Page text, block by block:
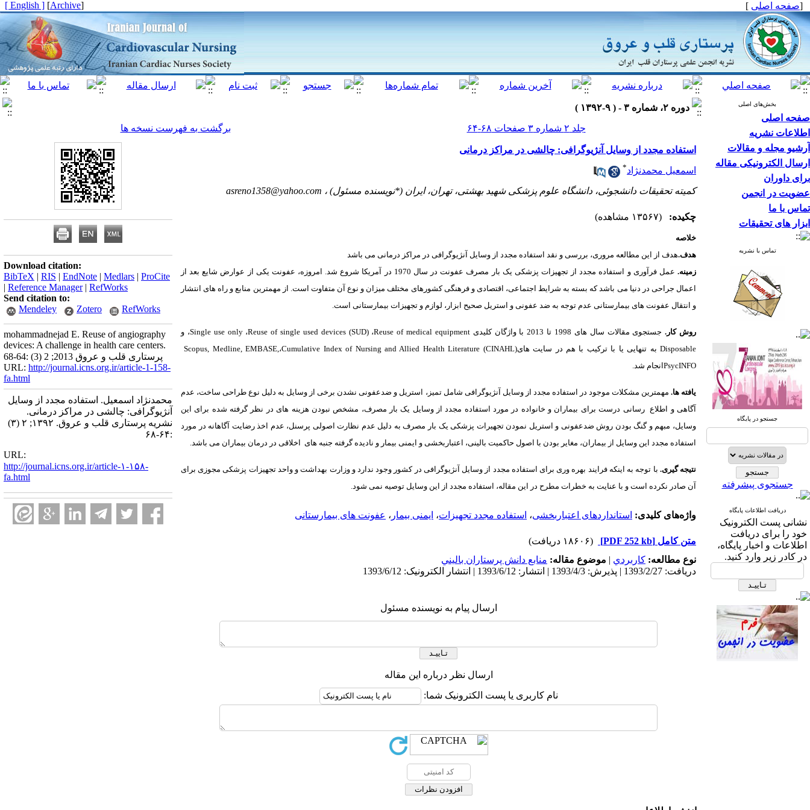
[صفحه اصلی ]
[
Archive
]
[ English ]
بخش‌های اصلی
صفحه اصلی
اطلاعات نشریه
آرشیو مجله و مقالات
ارسال الکترونیکی مقاله
برای داوران
عضویت در انجمن
تماس با ما
ابزار های تحقیقات
تماس با نشریه
صندوق پستی:
تلفاکس: 23922270-021
تلفن: 6-22663165-021
آدرس پایگاه الکترونیکی:
http://journal.icns.org.ir
آدرس‌ پست الکترونیکی انجمن:
info@icns.org.ir
آدرس پست الکترونیکی نشریه:
نشانی مجله: تهران، خیابان ولیعصر،
ابتدای بزرگراه نیایش، بیمارستان
قلب شهید رجایی- ساختمان انجمن
پرستاری قلب و عروق ایران
جستجو در پایگاه
جستجوی پیشرفته
دریافت اطلاعات پایگاه
نشانی پست الکترونیک
خود را برای دریافت
اطلاعات و اخبار پایگاه،
در کادر زیر وارد کنید.
دوره ۲، شماره ۳ - ( ۹-۱۳۹۲ )
جلد ۲ شماره ۳ صفحات ۶۸-۶۴
برگشت به فهرست نسخه ها
استفاده مجدد از وسایل آنژیوگرافی: چالشی در مراکز درمانی
اسمعیل محمدنژاد*
کمیته تحقیقات دانشجوئی، دانشگاه علوم پزشکی شهید بهشتی، تهران، ایران (*نویسنده مسئول) ، asreno1358@yahoo.com
چکیده: (۱۳۵۶۷ مشاهده)
خلاصه
هدف.هدف از این مطالعه مروری، بررسی و نقد استفاده مجدد از وسایل آنژیوگرافی در مراکز درمانی می باشد
زمینه.
عمل فرآوری و استفاده مجدد از تجهیزات پزشکی یک بار مصرف عفونت در سال 1970 در آمریکا شروع شد. امروزه، عفونت یکی از عوارض شایع بعد از
اعمال جراحی در دنیا می باشد که بسته به شرایط اجتماعی، اقتصادی و فرهنگی کشورهای مختلف میزان و نوع آن متفاوت است. از مهمترین منابع و راه های انتشار
و انتقال عفونت های بیمارستانی عدم توجه به ضد عفونی و استریل صحیح ابزار، لوازم و تجهیزات بیمارستانی است.
روش کار.جستجوی مقالات سال های 1998 تا 2013 با واژگان کلیدی Reuse of medical equipment،Reuse of single used devices (SUD)،Single use only، و
Disposableبه تنهایی یا با ترکیب با هم در سایت هایCumulative Index of Nursing and Allied Health Literature (CINAHL)،Scopus, Medline, EMBASE,
PsycINFOانجام شد.
یافته ها. مهمترین مشکلات موجود در استفاده مجدد از وسایل آنژیوگرافی شامل تمیز، استریل و ضدعفونی نشدن برخی از وسایل به دلیل نوع طراحی ساخت، عدم
آگاهی و اطلاع رسانی درست برای بیماران و خانواده در مورد استفاده مجدد از وسایل یک بار مصرف، مشخص نبودن هزینه های در نظر گرفته شده برای این
وسایل، مبهم و گنگ بودن روش ضدعفونی و استریل نمودن تجهیرات پزشکی یک بار مصرف به دلیل عدم نظارت اصولی پرسنل، عدم اخذ رضایت آگاهانه در مورد
استفاده مجدد این وسایل از بیماران، مغایر بودن با اصول حاکمیت بالینی، اعتباربخشی و ایمنی بیمار و نادیده گرفته جنبه های اخلاقی در درمان بیماران می باشد.
نتیجه گیری. با توجه به اینکه فرایند بهره وری برای استفاده مجدد از وسایل آنژیوگرافی در کشور وجود ندارد و وزارت بهداشت و واحد تجهیزات پزشکی مجوزی برای
آن صادر نکرده است و با عنایت به خطرات مطرح در این مقاله، استفاده مجدد از این وسایل توصیه نمی شود.
واژه‌های کلیدی: استانداردهای اعتباربخشی، استفاده مجدد تجهیزات، ایمنی بیمار ، عفونت های بیمارستانی
متن کامل [PDF 252 kb]
(۱۸۶۰۶ دریافت)
نوع مطالعه: كاربردي | موضوع مقاله: منابع دانش پرستاران باليني
دریافت: 1393/2/27 | پذیرش: 1393/4/3 | انتشار: 1393/6/12 | انتشار الکترونیک: 1393/6/12
ارسال پیام به نویسنده مسئول
ارسال نظر درباره این مقاله
نام کاربری یا پست الکترونیک شما:
Download citation:
BibTeX | RIS | EndNote | Medlars | ProCite
| Reference Manager| RefWorks
Send citation to:
Mendeley
Zotero RefWorks
mohammadnejad E. Reuse of angiography
devices: A challenge in health care centers.
پرستاری قلب و عروق 2013; 2 (3) :64-68
URL: http://journal.icns.org.ir/article-1-158-
fa.html
محمدنژاد اسمعیل. استفاده مجدد از وسایل
آنژیوگرافی: چالشی در مراکز درمانی.
نشریه پرستاری قلب و عروق. ۱۳۹۲; ۲ (۳)
:۶۴-۶۸
URL:
http://journal.icns.org.ir/article-۱-۱۵۸-
fa.html